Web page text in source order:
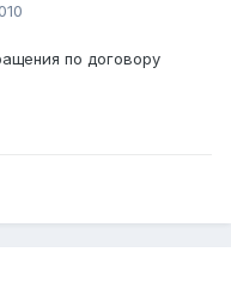
по договору